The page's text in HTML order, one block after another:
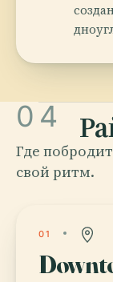
04
Где
свой ритм.
01